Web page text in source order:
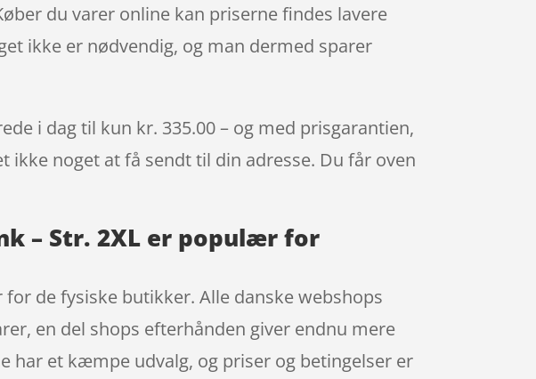
du varer online kan priserne findes lavere
ikke er nødvendig, og man dermed sparer
i dag til kun kr. 335.00 – og med prisgarantien,
ikke noget at få sendt til din adresse. Du får oven
– Str. 2XL er populær for
de fysiske butikker. Alle danske webshops
en del shops efterhånden giver endnu mere
har et kæmpe udvalg, og priser og betingelser er